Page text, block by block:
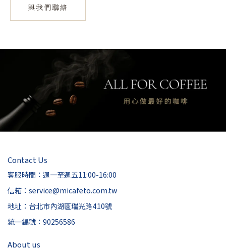
與我們聯絡
Contact Us
客服時間：週一至週五11:00-16:00
信箱：service@micafeto.com.tw
地址：台北市內湖區瑞光路410號
統一編號：90256586
About us